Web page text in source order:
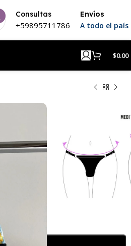
Consultas
+59895711786
Envíos
A todo el país
$0.00